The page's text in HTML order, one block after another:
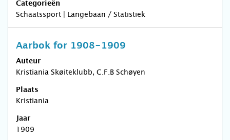
Categorieën
Schaatssport | Langebaan / Statistiek
Aarbok for 1908-1909
Auteur
Kristiania Skøiteklubb, C.F.B Schøyen
Plaats
Kristiania
Jaar
1909